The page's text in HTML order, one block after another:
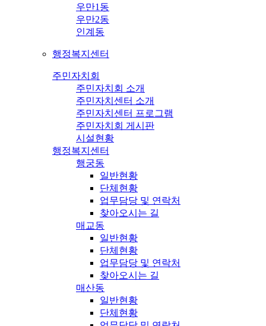
우만1동
우만2동
인계동
행정복지센터
주민자치회
주민자치회 소개
주민자치센터 소개
주민자치센터 프로그램
주민자치회 게시판
시설현황
행정복지센터
행궁동
일반현황
단체현황
업무담당 및 연락처
찾아오시는 길
매교동
일반현황
단체현황
업무담당 및 연락처
찾아오시는 길
매산동
일반현황
단체현황